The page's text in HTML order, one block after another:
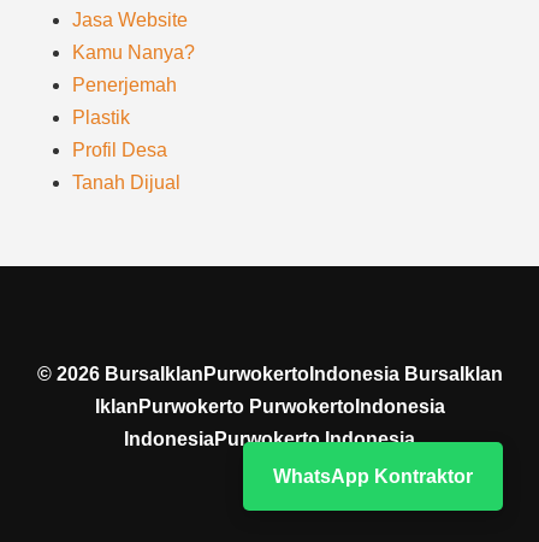
Jasa Website
Kamu Nanya?
Penerjemah
Plastik
Profil Desa
Tanah Dijual
WhatsApp Kontraktor
© 2026BursaIklanPurwokertoIndonesia BursaIklan
IklanPurwokerto PurwokertoIndonesia
IndonesiaPurwokerto Indonesia